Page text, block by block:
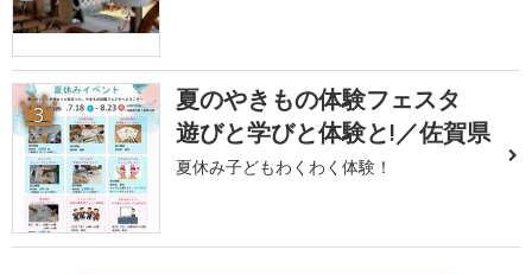
3
夏のやきもの体験フェスタ
遊びと学びと体験と!／佐賀県
夏休み子どもわくわく体験！